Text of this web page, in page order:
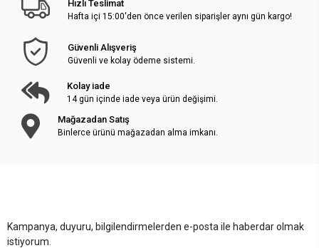
Hızlı Teslimat
Hafta içi 15:00'den önce verilen siparişler aynı gün kargo!
Güvenli Alışveriş
Güvenli ve kolay ödeme sistemi.
Kolay iade
14 gün içinde iade veya ürün değişimi.
Mağazadan Satış
Binlerce ürünü mağazadan alma imkanı.
Kampanya, duyuru, bilgilendirmelerden e-posta ile haberdar olmak
istiyorum.